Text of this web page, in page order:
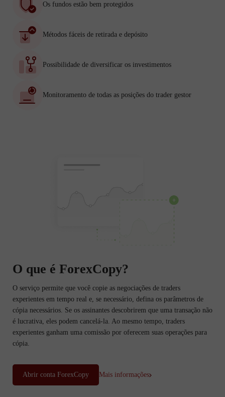
Os fundos estão bem protegidos
Métodos fáceis de retirada e depósito
Possibilidade de diversificar os investimentos
Monitoramento de todas as posições do trader gestor
O que é ForexCopy?
O serviço permite que você copie as negociações de traders
experientes em tempo real e, se necessário, defina os parâmetros de
cópia necessários. Se os assinantes descobrirem que uma transação não
é lucrativa, eles podem cancelá-la. Ao mesmo tempo, traders
experientes ganham uma comissão por oferecem suas operações para
cópia.
Abrir conta ForexCopy Mais informações